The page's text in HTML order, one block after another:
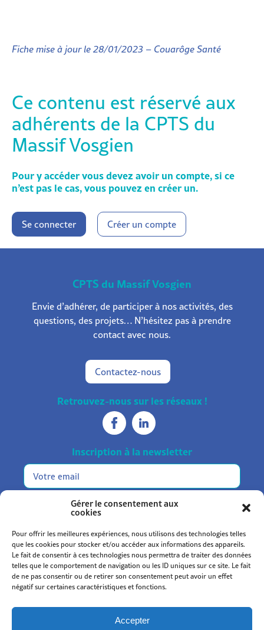
Gérer le consentement aux
cookies
Pour offrir les meilleures expériences, nous utilisons des technologies telles
que les cookies pour stocker et/ou accéder aux informations des appareils.
Le fait de consentir à ces technologies nous permettra de traiter des données
telles que le comportement de navigation ou les ID uniques sur ce site. Le fait
de ne pas consentir ou de retirer son consentement peut avoir un effet
négatif sur certaines caractéristiques et fonctions.
Accepter
Fiche mise à jour le 28/01/2023 – Couarôge Santé
Ce contenu est réservé aux
adhérents de la CPTS du
Massif Vosgien
Pour y accéder vous devez avoir un compte, si ce
n’est pas le cas, vous pouvez en créer un.
Se connecter Créer un compte
CPTS du Massif Vosgien
Envie d’adhérer, de participer à nos activités, des
questions, des projets… N’hésitez pas à prendre
contact avec nous.
Contactez-nous
Retrouvez-nous sur les réseaux !
Inscription à la newsletter
E-
mail
m'inscrire
Statuts et règlement
Politique de confidentialité